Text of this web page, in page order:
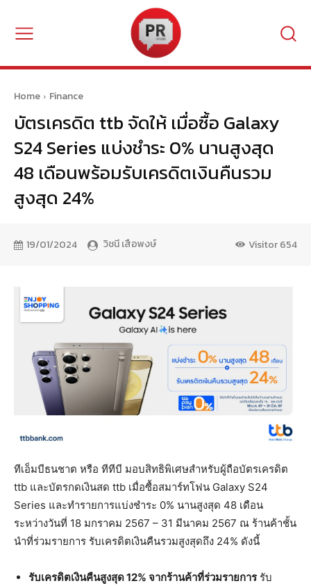
Home Finance
บัตรเครดิต ttb จัดให้ เมื่อซื้อ Galaxy
S24 Series แบ่งชำระ 0% นานสูงสุด
48 เดือนพร้อมรับเครดิตเงินคืนรวม
สูงสุด 24%
19/01/2024 วิชนี เสือพงษ์ Visitor654
ทีเอ็มบีธนชาต หรือ ทีทีบี มอบสิทธิพิเศษสำหรับผู้ถือบัตรเครดิต
ttb และบัตรกดเงินสด ttb เมื่อซื้อสมาร์ทโฟน Galaxy S24
Series และทำรายการแบ่งชำระ 0% นานสูงสุด 48 เดือน
ระหว่างวันที่ 18 มกราคม 2567 – 31 มีนาคม 2567 ณ ร้านค้าชั้น
นำที่ร่วมรายการ รับเครดิตเงินคืนรวมสูงสุดถึง 24% ดังนี้
รับเครดิตเงินคืนสูงสุด12% จากร้านค้าที่ร่วมรายการรับ